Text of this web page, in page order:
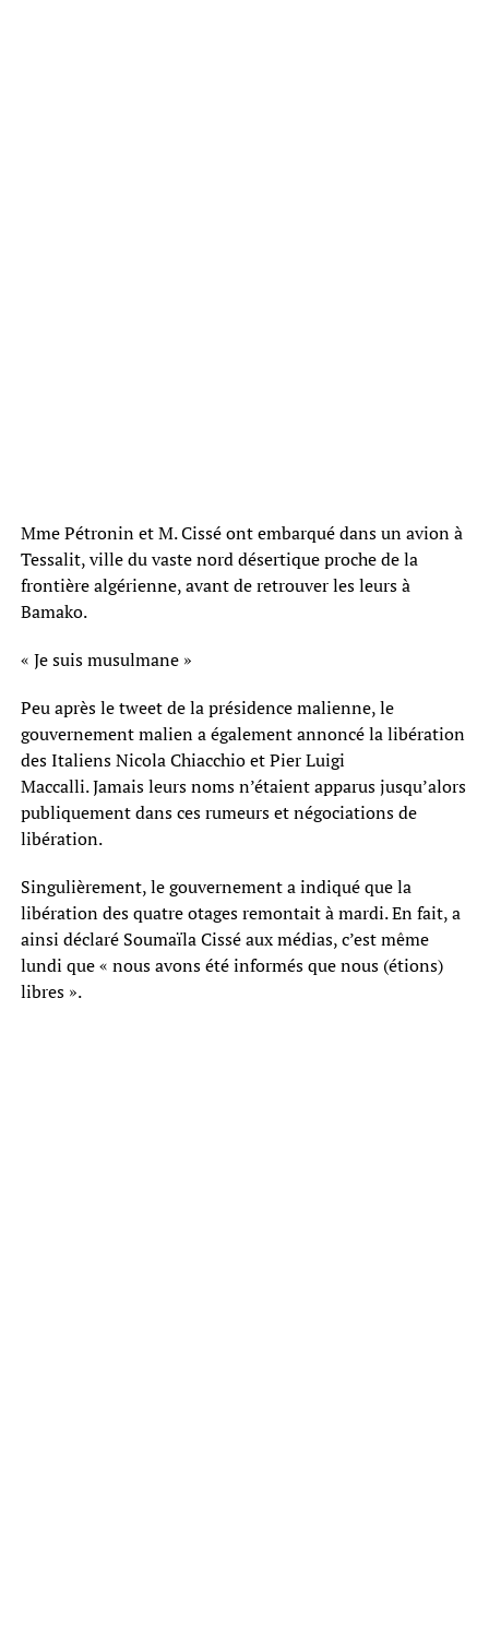
Mme Pétronin et M. Cissé ont embarqué dans un avion à
Tessalit, ville du vaste nord désertique proche de la
frontière algérienne, avant de retrouver les leurs à
Bamako.
« Je suis musulmane »
Peu après le tweet de la présidence malienne, le
gouvernement malien a également annoncé la libération
des Italiens Nicola Chiacchio et Pier Luigi
Maccalli. Jamais leurs noms n’étaient apparus jusqu’alors
publiquement dans ces rumeurs et négociations de
libération.
Singulièrement, le gouvernement a indiqué que la
libération des quatre otages remontait à mardi. En fait, a
ainsi déclaré Soumaïla Cissé aux médias, c’est même
lundi que « nous avons été informés que nous (étions)
libres ».